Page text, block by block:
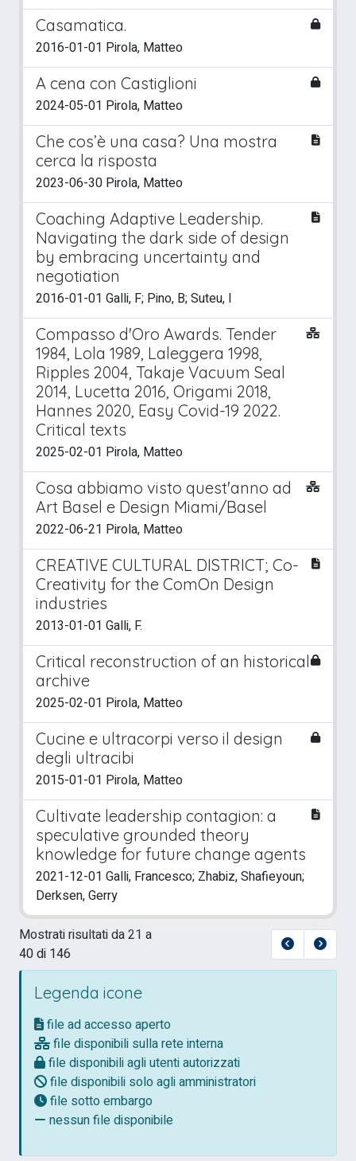
Casamatica.
2016-01-01 Pirola, Matteo
A cena con Castiglioni
2024-05-01 Pirola, Matteo
Che cos’è una casa? Una mostra
cerca la risposta
2023-06-30 Pirola, Matteo
Coaching Adaptive Leadership.
Navigating the dark side of design
by embracing uncertainty and
negotiation
2016-01-01 Galli, F; Pino, B; Suteu, I
Compasso d'Oro Awards. Tender
1984, Lola 1989, Laleggera 1998,
Ripples 2004, Takaje Vacuum Seal
2014, Lucetta 2016, Origami 2018,
Hannes 2020, Easy Covid-19 2022.
Critical texts
2025-02-01 Pirola, Matteo
Cosa abbiamo visto quest'anno ad
Art Basel e Design Miami/Basel
2022-06-21 Pirola, Matteo
CREATIVE CULTURAL DISTRICT; Co-
Creativity for the ComOn Design
industries
2013-01-01 Galli, F.
Critical reconstruction of an historical
archive
2025-02-01 Pirola, Matteo
Cucine e ultracorpi verso il design
degli ultracibi
2015-01-01 Pirola, Matteo
Cultivate leadership contagion: a
speculative grounded theory
knowledge for future change agents
2021-12-01 Galli, Francesco; Zhabiz, Shafieyoun;
Derksen, Gerry
Mostrati risultati da 21 a
40 di 146
Legenda icone
file ad accesso aperto
file disponibili sulla rete interna
file disponibili agli utenti autorizzati
file disponibili solo agli amministratori
file sotto embargo
nessun file disponibile